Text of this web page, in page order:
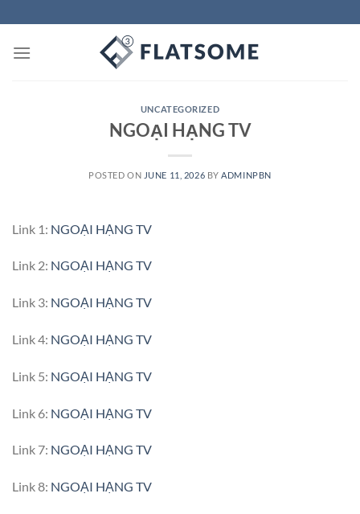
to
content
UNCATEGORIZED
NGOẠI HẠNG TV
POSTED ON JUNE 11, 2026 BY ADMINPBN
Link 1: NGOẠI HẠNG TV
Link 2: NGOẠI HẠNG TV
Link 3: NGOẠI HẠNG TV
Link 4: NGOẠI HẠNG TV
Link 5: NGOẠI HẠNG TV
Link 6: NGOẠI HẠNG TV
Link 7: NGOẠI HẠNG TV
Link 8: NGOẠI HẠNG TV